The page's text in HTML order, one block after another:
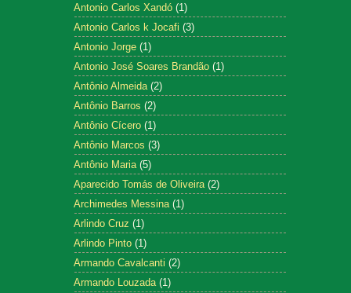
Antonio Carlos Xandó (1)
Antonio Carlos k Jocafi (3)
Antonio Jorge (1)
Antonio José Soares Brandão (1)
Antônio Almeida (2)
Antônio Barros (2)
Antônio Cícero (1)
Antônio Marcos (3)
Antônio Maria (5)
Aparecido Tomás de Oliveira (2)
Archimedes Messina (1)
Arlindo Cruz (1)
Arlindo Pinto (1)
Armando Cavalcanti (2)
Armando Louzada (1)